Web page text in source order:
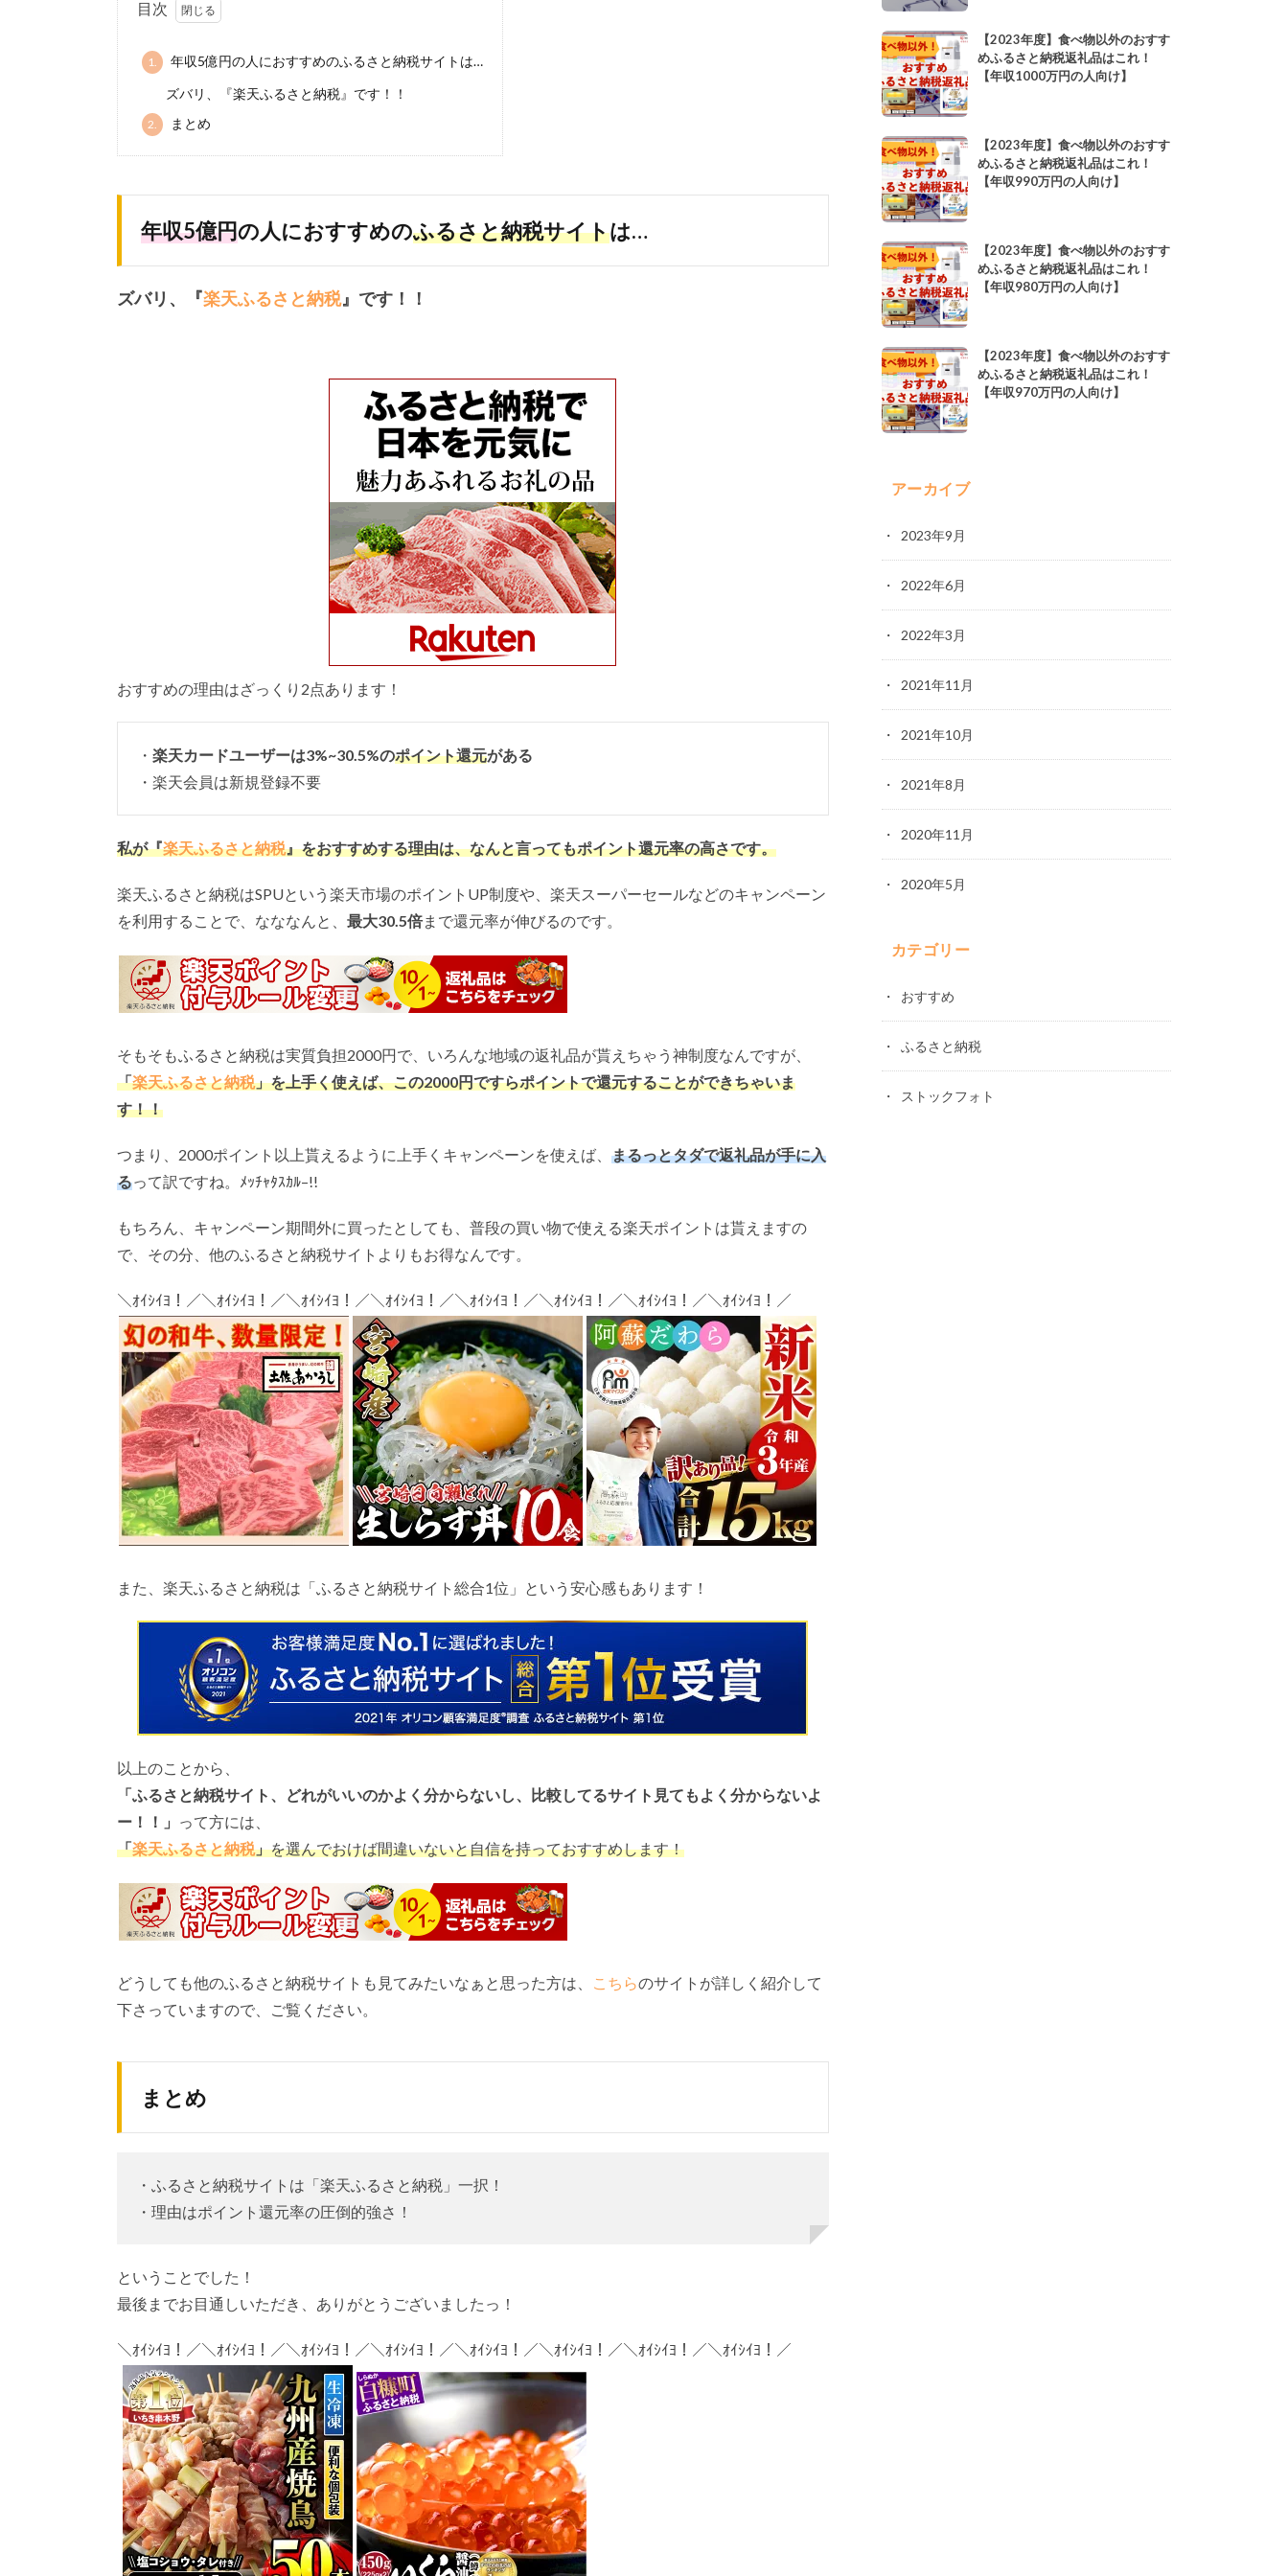
目次
1.
年収5億円の人におすすめのふるさと納税サイトは…
ズバリ、『楽天ふるさと納税』です！！
2. まとめ
年収5億円の人におすすめのふるさと納税サイトは…
ズバリ、『楽天ふるさと納税』です！！
おすすめの理由はざっくり2点あります！
・ 楽天カードユーザーは3%~30.5%のポイント還元がある
・楽天会員は新規登録不要
私が『楽天ふるさと納税』をおすすめする理由は、なんと言ってもポイント還元率の高さです。
楽天ふるさと納税はSPUという楽天市場のポイントUP制度や、楽天スーパーセールなどのキャンペーン
を利用することで、なななんと、 最大30.5倍まで還元率が伸びるのです。
そもそもふるさと納税は実質負担2000円で、いろんな地域の返礼品が貰えちゃう神制度なんですが、
「楽天ふるさと納税」を上手く使えば、この2000円ですらポイントで還元することができちゃいま
す！！
つまり、2000ポイント以上貰えるように上手くキャンペーンを使えば、 まるっとタダで返礼品が手に入
るって訳ですね。ﾒｯﾁｬﾀｽｶﾙ–!!
もちろん、キャンペーン期間外に買ったとしても、普段の買い物で使える楽天ポイントは貰えますの
で、その分、他のふるさと納税サイトよりもお得なんです。
＼ｵｲｼｲﾖ！／＼ｵｲｼｲﾖ！／＼ｵｲｼｲﾖ！／＼ｵｲｼｲﾖ！／＼ｵｲｼｲﾖ！／＼ｵｲｼｲﾖ！／＼ｵｲｼｲﾖ！／＼ｵｲｼｲﾖ！／
また、楽天ふるさと納税は「ふるさと納税サイト総合1位」という安心感もあります！
以上のことから、
「ふるさと納税サイト、どれがいいのかよく分からないし、比較してるサイト見てもよく分からないよ
ー！！」 って方には、
「楽天ふるさと納税」を選んでおけば間違いないと自信を持っておすすめします！
どうしても他のふるさと納税サイトも見てみたいなぁと思った方は、 こちらのサイトが詳しく紹介して
下さっていますので、ご覧ください。
まとめ
・ふるさと納税サイトは「楽天ふるさと納税」一択！
・理由はポイント還元率の圧倒的強さ！
ということでした！
最後までお目通しいただき、ありがとうございましたっ！
＼ｵｲｼｲﾖ！／＼ｵｲｼｲﾖ！／＼ｵｲｼｲﾖ！／＼ｵｲｼｲﾖ！／＼ｵｲｼｲﾖ！／＼ｵｲｼｲﾖ！／＼ｵｲｼｲﾖ！／＼ｵｲｼｲﾖ！／
【2023年度】食べ物以外のおすす
めふるさと納税返礼品はこれ！
【年収1000万円の人向け】
【2023年度】食べ物以外のおすす
めふるさと納税返礼品はこれ！
【年収990万円の人向け】
【2023年度】食べ物以外のおすす
めふるさと納税返礼品はこれ！
【年収980万円の人向け】
【2023年度】食べ物以外のおすす
めふるさと納税返礼品はこれ！
【年収970万円の人向け】
アーカイブ
2023年9月
2022年6月
2022年3月
2021年11月
2021年10月
2021年8月
2020年11月
2020年5月
カテゴリー
おすすめ
ふるさと納税
ストックフォト